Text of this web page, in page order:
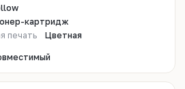
картридж
печать
Цветная